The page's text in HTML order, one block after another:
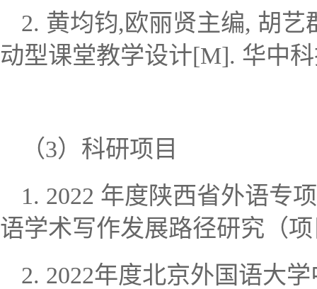
2. 黄均钧,欧丽贤主编, 胡艺
动型课堂教学设计[M]. 华中
（3）科研项目
1. 2022 年度陕西省外语专
语学术写作发展路径研究（
2. 2022年度北京外国语大